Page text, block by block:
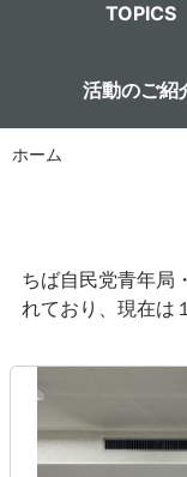
TOPICS
活動のご紹
ホーム
ちば自民党青年局
れており、現在は